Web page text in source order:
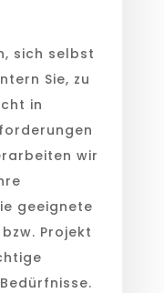
sich selbst
Sie, zu
in
wir
geeignete
Projekt